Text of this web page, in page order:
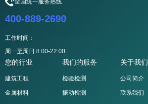
全国统一服务热线
400-889-2690
工作时间：
周一至周日 8:00-22:00
您的行业
建筑工程
金属材料
我们的服务
检验检测
振动检测
关于我们
公司简介
联系我们